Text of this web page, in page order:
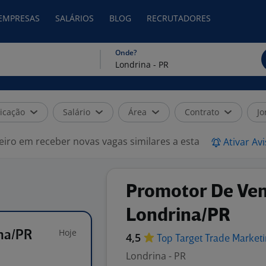
SALÁRIOS BLOG RECRUTADORES
Onde?
Salário Área Contrato
em receber novas vagas similares a esta Ativar
PR Hoje
Promotor De
Londrina/PR
4,5 Top Target Trade
Londrina - PR